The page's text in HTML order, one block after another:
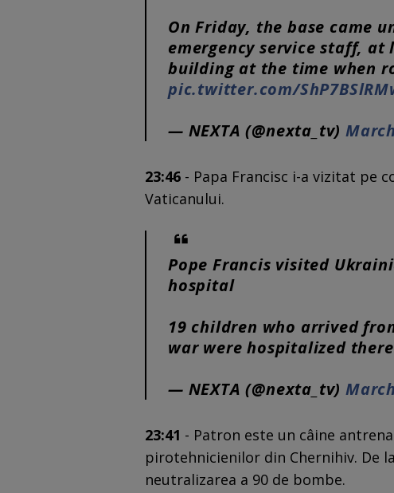
On Friday, the base came
emergency service staff,
building at the time when
pic.twitter.com/
— NEXTA (@nexta_tv)
23:46 - Papa Francisc i-a vizitat pe
Vaticanului.
Pope Francis visited
hospital
19 children who arrived
war were hospitalized
— NEXTA (@nexta_tv)
23:41 - Patron este un câine
pirotehnicienilor din Chernihiv. De
neutralizarea a 90 de bombe.